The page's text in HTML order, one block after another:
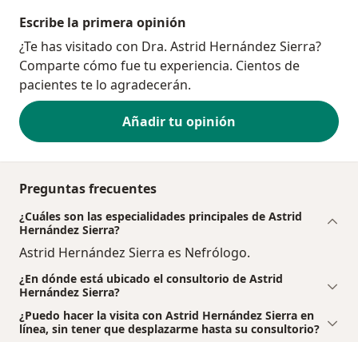
Escribe la primera opinión
¿Te has visitado con Dra. Astrid Hernández Sierra?
Comparte cómo fue tu experiencia. Cientos de
pacientes te lo agradecerán.
Añadir tu opinión
Preguntas frecuentes
¿Cuáles son las especialidades principales de Astrid
Hernández Sierra?
Astrid Hernández Sierra es Nefrólogo.
¿En dónde está ubicado el consultorio de Astrid
Hernández Sierra?
¿Puedo hacer la visita con Astrid Hernández Sierra en
línea, sin tener que desplazarme hasta su consultorio?